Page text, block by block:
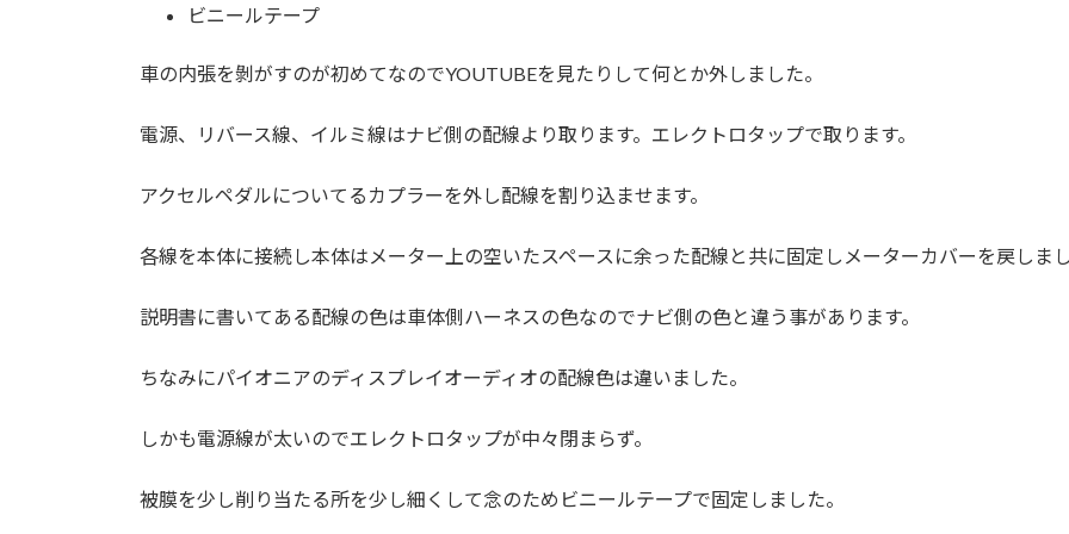
ビニールテープ
車の内張を剝がすのが初めてなのでYOUTUBEを見たりして何とか外しました。
電源、リバース線、イルミ線はナビ側の配線より取ります。エレクトロタップで取ります。
アクセルペダルについてるカプラーを外し配線を割り込ませます。
各線を本体に接続し本体はメーター上の空いたスペースに余った配線と共に固定しメーターカバーを戻しま
説明書に書いてある配線の色は車体側ハーネスの色なのでナビ側の色と違う事があります。
ちなみにパイオニアのディスプレイオーディオの配線色は違いました。
しかも電源線が太いのでエレクトロタップが中々閉まらず。
被膜を少し削り当たる所を少し細くして念のためビニールテープで固定しました。